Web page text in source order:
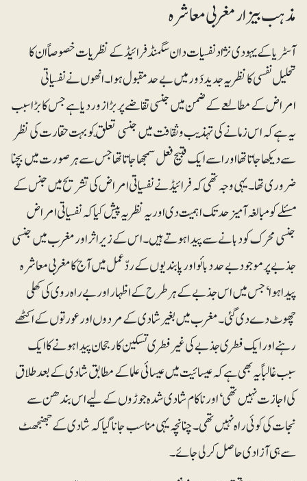
مذہب بیزار مغربی معاشرہ
آسٹریا کے یہودی نژاد نفسیات دان سگمنڈ فرائیڈ کے نظریات خصوصاً ان کا
تحلیل نفسی کا نظریہ جدید دَور میں بے حد مقبول ہوا۔ انھوں نے نفسیاتی
امراض کے مطالعے کے ضمن میں جنسی تقاضے پر بڑا زور دیا ہے جس کا بڑا سبب
یہ ہے کہ اس زمانے کی تہذیب و ثقافت میں جنسی تعلّق کو بہت حقارت کی نظر
سے دیکھا جاتا تھا اور اسے ایک قبیح فعل سمجھا جاتا تھاجس سے ہر صورت میں بچنا
ضروری تھا۔ یہی وجہ تھی کہ فرائیڈنے نفسیاتی امراض کی تشریح میں جنس کے
مسئلے کو مبالغہ آمیز حد تک اہمیت دی اور یہ نظریہ پیش کیا کہ نفسیاتی امراض
جنسی محرک کو دبانے سے پیدا ہوتے ہیں۔ اس کے زیراثر اور مغرب میں جنسی
جذبے پر موجود بے حد دبائو اور پابندیوں کے ردّعمل میں آج کا مغربی معاشرہ
پیدا ہوا‘ جس میں اس جذبے کے ہر طرح کے اظہار اور بے راہ روی کی کھلی
چھوٹ دے دی گئی۔ مغرب میں بغیر شادی کے مردوں اور عورتوں کے اکٹھے
رہنے اور ایک فطری جذبے کی غیر فطری تسکین کا رجحان پیدا ہونے کا ایک
سبب غالباً یہ بھی ہے کہ عیسائیت میں عیسائی علما کے مطابق شادی کے بعدطلاق
کی اجازت نہیں تھی‘ اور ناکام شادی شدہ جوڑوں کے لیے اس بندھن سے
نجات کی کوئی راہ نہیں تھی۔ چنانچہ یہی مناسب جانا گیاکہ شادی کے جھنجھٹ
سے ہی آزادی حاصل کر لی جائے۔